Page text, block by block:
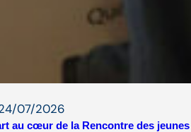
07/2026
au cœur de la Rencontre des